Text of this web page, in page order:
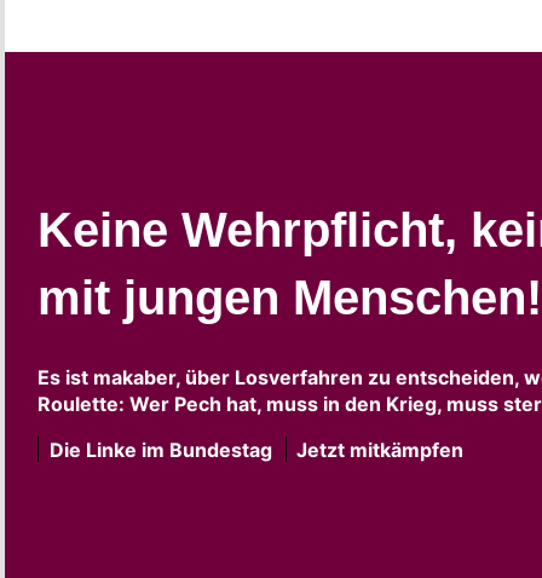
Keine Wehrpflicht,
mit jungen Menschen!
Es ist makaber, über Losverfahren zu entscheiden,
Roulette: Wer Pech hat, muss in den Krieg, muss
Die Linke im Bundestag
Jetzt mitkämpfen